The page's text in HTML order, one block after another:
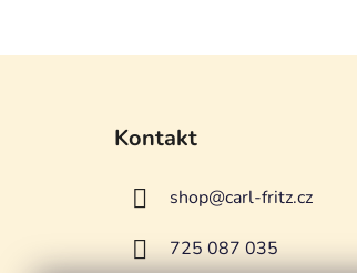
Kontakt
shop@carl-fritz.cz
725 087 035